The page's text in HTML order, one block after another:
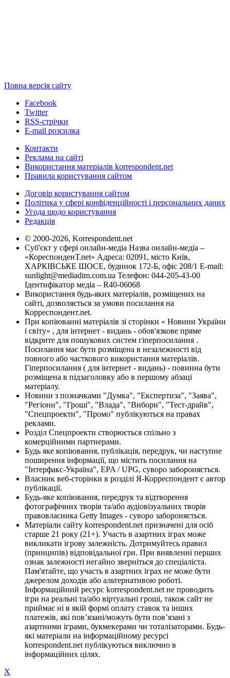
Повна версія сайту
Facebook
Twitter
RSS-стрічки
E-mail розсилка
Контакти
Реклама на сайті
Використання матеріалів korrespondent.net
Правила користування сайтом
Договір користування сайтом
Політика у сфері конфіденційності і персональних даних
Угода щодо користування
Редакція
© 2000-2026, Korrespondent.net
Суб'єкт у сфері онлайн-медіа Назва онлайн-медіа –
«КореспонденТ.net» Адреса: 02091, місто Київ,
ХАРКІВСЬКЕ ШОСЕ, будинок 172-Б, офіс 208/1 E-mail:
sunlight@mediadim.com.ua Телефон: 044-205-43-00
Ідентифікатор медіа – R40-06068
Використання будь-яких матеріалів, розміщених на
сайті, дозволяється за умови посилання на
Корреспондент.net.
При копіюванні матеріалів зі сторінки « Новини України
і світу» , для інтернет - видань - обов'язкове пряме
відкрите для пошукових систем гіперпосилання .
Посилання має бути розміщена в незалежності від
повного або часткового використання матеріалів.
Гіперпосилання ( для інтернет - видань) - повинна бути
розміщена в підзаголовку або в першому абзаці
матеріалу.
Новини з позначками "Думка", "Експертиза", "Заява",
"Регіони", "Гроші", "Влада", "Вибори", "Тест-драйв",
"Спецпроекти", "Промо" публікуються на правах
реклами.
Розділ Спецпроекти створюється спільно з
комерційними партнерами.
Будь яке копіювання, публікація, передрук, чи наступне
поширення інформації, що містить посилання на
"Інтерфакс-Україна", EPA / UPG, суворо забороняється.
Власник веб-сторінки в розділі Я-Корреспондент є автор
публікації.
Будь-яке копіювання, передрук та відтворення
фотографічних творів та/або аудіовізуальних творів
правовласника Getty Images - суворо забороняється.
Матеріали сайту korrespondent.net призначені для осіб
старше 21 року (21+). Участь в азартних іграх може
викликати ігрову залежність. Дотримуйтесь правил
(принципів) відповідальної гри. При виявленні перших
ознак залежності негайно зверніться до спеціаліста.
Пам'ятайте, що участь в азартних іграх не може бути
джерелом доходів або альтернативою роботі.
Інформаційний ресурс korrespondent.net не проводить
ігри на реальні та/або віртуальні гроші, також сайт не
приймає ні в якій формі оплату ставок та інших
платежів, які пов’язані/можуть бути пов’язані з
азартними іграми, букмекерами чи тоталізаторами. Будь-
які матеріали на інформаційному ресурсі
korrespondent.net публікуються виключно в
інформаційних цілях.
X